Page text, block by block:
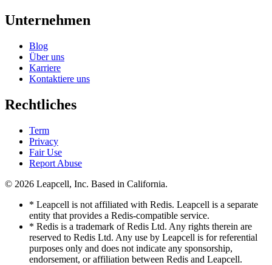
Unternehmen
Blog
Über uns
Karriere
Kontaktiere uns
Rechtliches
Term
Privacy
Fair Use
Report Abuse
© 2026 Leapcell, Inc. Based in California.
* Leapcell is not affiliated with Redis. Leapcell is a separate
entity that provides a Redis-compatible service.
* Redis is a trademark of Redis Ltd. Any rights therein are
reserved to Redis Ltd. Any use by Leapcell is for referential
purposes only and does not indicate any sponsorship,
endorsement, or affiliation between Redis and Leapcell.